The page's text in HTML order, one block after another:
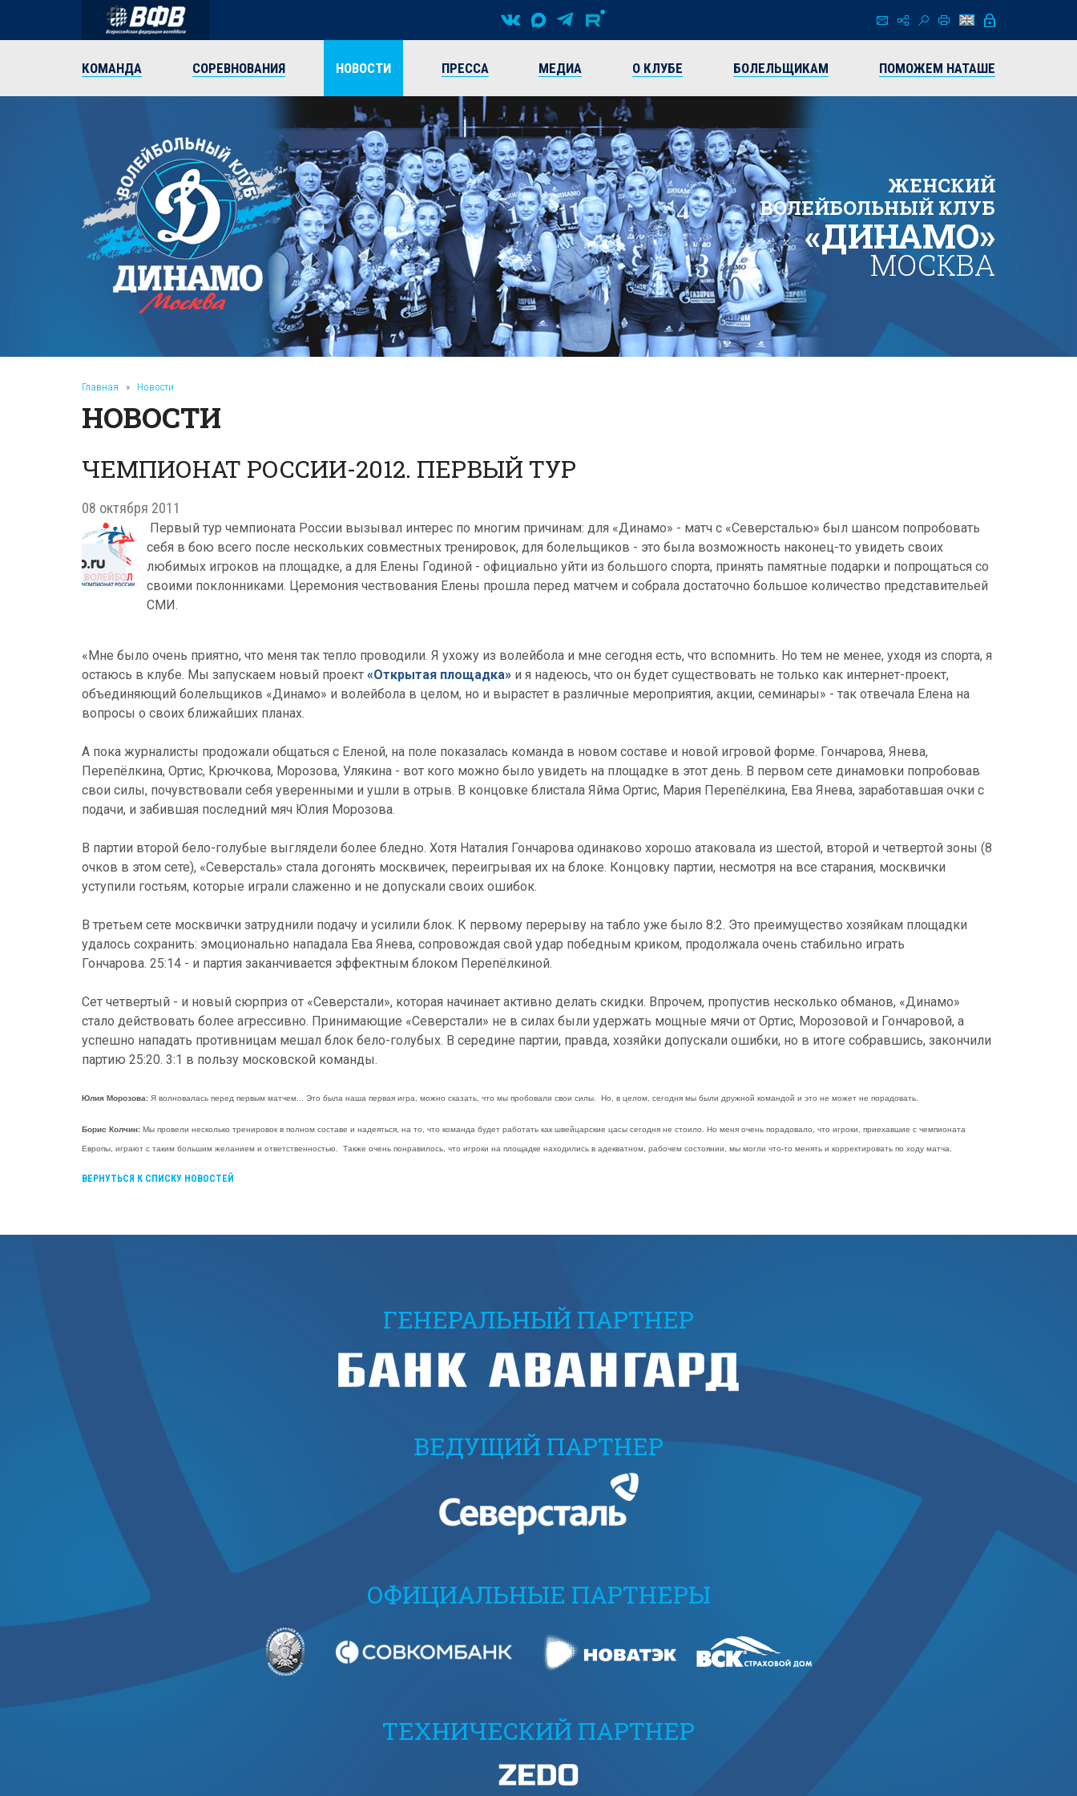
КОМАНДА СОРЕВНОВАНИЯ НОВОСТИ ПРЕССА МЕДИА О КЛУБЕ БОЛЕЛЬЩИКАМ ПОМОЖЕМ НАТАШЕ
ЖЕНСКИЙ
ВОЛЕЙБОЛЬНЫЙ КЛУБ
«ДИНАМО»
МОСКВА
Главная » Новости
НОВОСТИ
ЧЕМПИОНАТ РОССИИ-2012. ПЕРВЫЙ ТУР
08 октября 2011
Первый тур чемпионата России вызывал интерес по многим причинам: для «Динамо» - матч с «Северсталью» был шансом попробовать
себя в бою всего после нескольких совместных тренировок, для болельщиков - это была возможность наконец-то увидеть своих
любимых игроков на площадке, а для Елены Годиной - официально уйти из большого спорта, принять памятные подарки и попрощаться со
своими поклонниками. Церемония чествования Елены прошла перед матчем и собрала достаточно большое количество представительей
СМИ.
«Мне было очень приятно, что меня так тепло проводили. Я ухожу из волейбола и мне сегодня есть, что вспомнить. Но тем не менее, уходя из спорта, я
остаюсь в клубе. Мы запускаем новый проект «Открытая площадка» и я надеюсь, что он будет существовать не только как интернет-проект,
объединяющий болельщиков «Динамо» и волейбола в целом, но и вырастет в различные мероприятия, акции, семинары» - так отвечала Елена на
вопросы о своих ближайших планах.
А пока журналисты продожали общаться с Еленой, на поле показалась команда в новом составе и новой игровой форме. Гончарова, Янева,
Перепёлкина, Ортис, Крючкова, Морозова, Улякина - вот кого можно было увидеть на площадке в этот день. В первом сете динамовки попробовав
свои силы, почувствовали себя уверенными и ушли в отрыв. В концовке блистала Яйма Ортис, Мария Перепёлкина, Ева Янева, заработавшая очки с
подачи, и забившая последний мяч Юлия Морозова.
В партии второй бело-голубые выглядели более бледно. Хотя Наталия Гончарова одинаково хорошо атаковала из шестой, второй и четвертой зоны (8
очков в этом сете), «Северсталь» стала догонять москвичек, переигрывая их на блоке. Концовку партии, несмотря на все старания, москвички
уступили гостьям, которые играли слаженно и не допускали своих ошибок.
В третьем сете москвички затруднили подачу и усилили блок. К первому перерыву на табло уже было 8:2. Это преимущество хозяйкам площадки
удалось сохранить: эмоционально нападала Ева Янева, сопровождая свой удар победным криком, продолжала очень стабильно играть
Гончарова. 25:14 - и партия заканчивается эффектным блоком Перепёлкиной.
Сет четвертый - и новый сюрприз от «Северстали», которая начинает активно делать скидки. Впрочем, пропустив несколько обманов, «Динамо»
стало действовать более агрессивно. Принимающие «Северстали» не в силах были удержать мощные мячи от Ортис, Морозовой и Гончаровой, а
успешно нападать противницам мешал блок бело-голубых. В середине партии, правда, хозяйки допускали ошибки, но в итоге собравшись, закончили
партию 25:20. 3:1 в пользу московской команды.
Юлия Морозова: Я волновалась перед первым матчем... Это была наша первая игра, можно сказать, что мы пробовали свои силы. Но, в целом, сегодня мы были дружной командой и это не может не порадовать.
Борис Колчин: Мы провели несколько тренировок в полном составе и надеяться, на то, что команда будет работать как швейцарские цасы сегодня не стоило. Но меня очень порадовало, что игроки, приехавшие с чемпионата
Европы, играют с таким большим желанием и ответственностью. Также очень понравилось, что игроки на площадке находились в адекватном, рабочем состоянии, мы могли что-то менять и корректировать по ходу матча.
ВЕРНУТЬСЯ К СПИСКУ НОВОСТЕЙ
ГЕНЕРАЛЬНЫЙ ПАРТНЕР
ВЕДУЩИЙ ПАРТНЕР
ОФИЦИАЛЬНЫЕ ПАРТНЕРЫ
ТЕХНИЧЕСКИЙ ПАРТНЕР